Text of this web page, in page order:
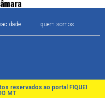
quem somos
reservados ao portal FIQUEI
MT